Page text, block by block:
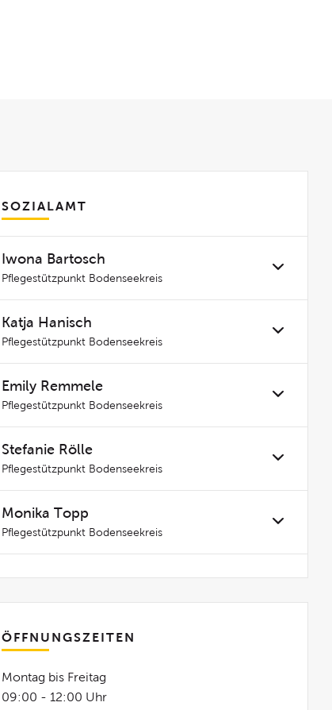
SOZIALAMT
Iwona Bartosch
Pflegestützpunkt Bodenseekreis
Katja Hanisch
Pflegestützpunkt Bodenseekreis
Emily Remmele
Pflegestützpunkt Bodenseekreis
Stefanie Rölle
Pflegestützpunkt Bodenseekreis
Monika Topp
Pflegestützpunkt Bodenseekreis
ÖFFNUNGSZEITEN
Montag bis Freitag
09:00 - 12:00 Uhr